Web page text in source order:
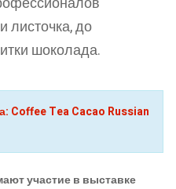
листочка, до
шоколада.
Coffee Tea Cacao Russian
участие в выставке